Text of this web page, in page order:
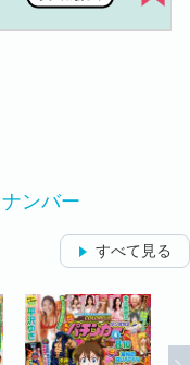
ンバー
すべて見る